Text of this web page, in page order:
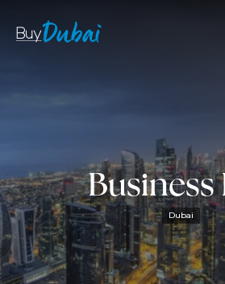
Business
Dubai